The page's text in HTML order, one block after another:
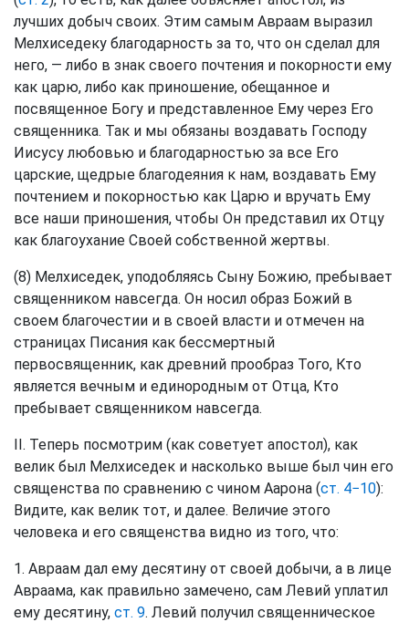
лучших добыч своих. Этим самым Авраам выразил
Мелхиседеку благодарность за то, что он сделал для
него, — либо в знак своего почтения и покорности ему
как царю, либо как приношение, обещанное и
посвященное Богу и представленное Ему через Его
священника. Так и мы обязаны воздавать Господу
Иисусу любовью и благодарностью за все Его
царские, щедрые благодеяния к нам, воздавать Ему
почтением и покорностью как Царю и вручать Ему
все наши приношения, чтобы Он представил их Отцу
как благоухание Своей собственной жертвы.
(8) Мелхиседек, уподобляясь Сыну Божию, пребывает
священником навсегда. Он носил образ Божий в
своем благочестии и в своей власти и отмечен на
страницах Писания как бессмертный
первосвященник, как древний прообраз Того, Кто
является вечным и единородным от Отца, Кто
пребывает священником навсегда.
II. Теперь посмотрим (как советует апостол), как
велик был Мелхиседек и насколько выше был чин его
священства по сравнению с чином Аарона (ст. 4−10):
Видите, как велик тот, и далее. Величие этого
человека и его священства видно из того, что:
1. Авраам дал ему десятину от своей добычи, а в лице
Авраама, как правильно замечено, сам Левий уплатил
ему десятину, ст. 9. Левий получил священническое